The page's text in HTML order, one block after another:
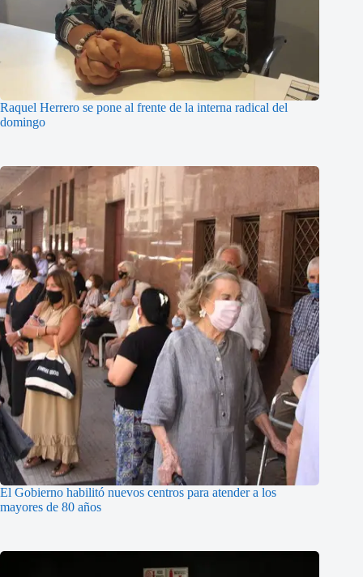
Raquel Herrero se pone al frente de la interna radical del
domingo
El Gobierno habilitó nuevos centros para atender a los
mayores de 80 años